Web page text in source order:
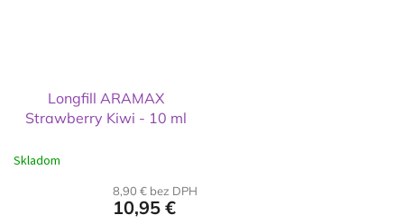
Longfill ARAMAX
Strawberry Kiwi - 10 ml
Skladom
8,90 € bez DPH
10,95 €